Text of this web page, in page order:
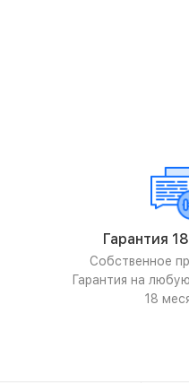
Гарантия
Собственное
Гарантия на
18